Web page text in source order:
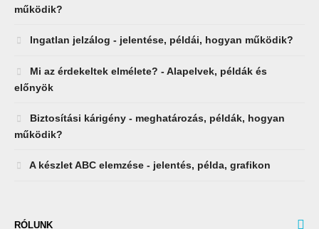
működik?
Ingatlan jelzálog - jelentése, példái, hogyan működik?
Mi az érdekeltek elmélete? - Alapelvek, példák és
előnyök
Biztosítási kárigény - meghatározás, példák, hogyan
működik?
A készlet ABC elemzése - jelentés, példa, grafikon
RÓLUNK